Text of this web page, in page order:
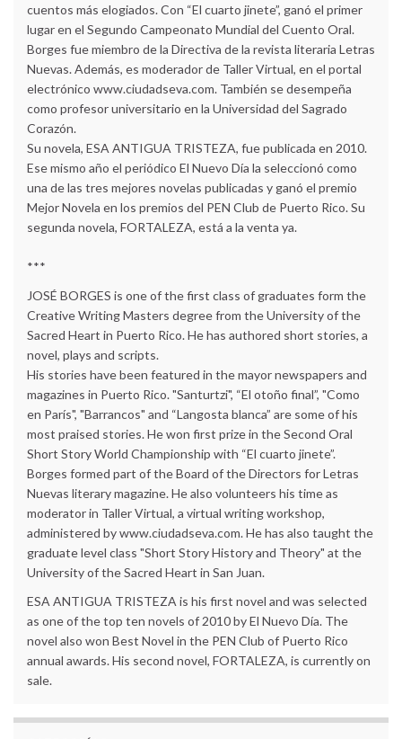
cuentos más elogiados. Con “El cuarto jinete”, ganó el primer
lugar en el Segundo Campeonato Mundial del Cuento Oral.
Borges fue miembro de la Directiva de la revista literaria Letras
Nuevas. Además, es moderador de Taller Virtual, en el portal
electrónico www.ciudadseva.com. También se desempeña
como profesor universitario en la Universidad del Sagrado
Corazón.
Su novela, ESA ANTIGUA TRISTEZA, fue publicada en 2010.
Ese mismo año el periódico El Nuevo Día la seleccionó como
una de las tres mejores novelas publicadas y ganó el premio
Mejor Novela en los premios del PEN Club de Puerto Rico. Su
segunda novela, FORTALEZA, está a la venta ya.
***
JOSÉ BORGES is one of the first class of graduates form the
Creative Writing Masters degree from the University of the
Sacred Heart in Puerto Rico. He has authored short stories, a
novel, plays and scripts.
His stories have been featured in the mayor newspapers and
magazines in Puerto Rico. "Santurtzi", “El otoño final”, "Como
en París", "Barrancos" and “Langosta blanca” are some of his
most praised stories. He won first prize in the Second Oral
Short Story World Championship with “El cuarto jinete”.
Borges formed part of the Board of the Directors for Letras
Nuevas literary magazine. He also volunteers his time as
moderator in Taller Virtual, a virtual writing workshop,
administered by www.ciudadseva.com. He has also taught the
graduate level class "Short Story History and Theory" at the
University of the Sacred Heart in San Juan.
ESA ANTIGUA TRISTEZA is his first novel and was selected
as one of the top ten novels of 2010 by El Nuevo Día. The
novel also won Best Novel in the PEN Club of Puerto Rico
annual awards. His second novel, FORTALEZA, is currently on
sale.